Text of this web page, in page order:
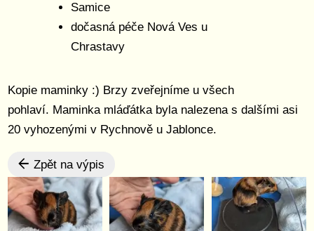
Kopie maminky :) Brzy zveřejníme u všech
pohlaví. Maminka mláďátka byla nalezena s dalšími asi
20 vyhozenými v Rychnově u Jablonce.
Zpět na výpis
Samice
dočasná péče Nová Ves u
Chrastavy